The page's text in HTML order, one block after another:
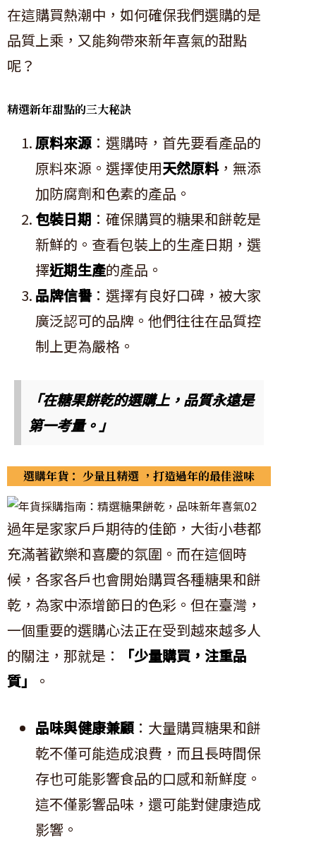
在這購買熱潮中，如何確保我們選購的是
品質上乘，又能夠帶來新年喜氣的甜點
呢？
精選新年甜點的三大秘訣
原料來源 ：選購時，首先要看產品的
原料來源。選擇使用天然原料，無添
加防腐劑和色素的產品。
包裝日期 ：確保購買的糖果和餅乾是
新鮮的。查看包裝上的生產日期，選
擇近期生產的產品。
品牌信譽：選擇有良好口碑，被大家
廣泛認可的品牌。他們往往在品質控
制上更為嚴格。
「在糖果餅乾的選購上，品質永遠是
第一考量。」
選購年貨： 少量且精選 ，打造過年的最佳滋味
過年是家家戶戶期待的佳節，大街小巷都
充滿著歡樂和喜慶的氛圍。而在這個時
候，各家各戶也會開始購買各種糖果和餅
乾，為家中添增節日的色彩。但在臺灣，
一個重要的選購心法正在受到越來越多人
的關注，那就是：
「少量購買，注重品
質」
。
品味與健康兼顧 ：大量購買糖果和餅
乾不僅可能造成浪費，而且長時間保
存也可能影響食品的口感和新鮮度。
這不僅影響品味，還可能對健康造成
影響。